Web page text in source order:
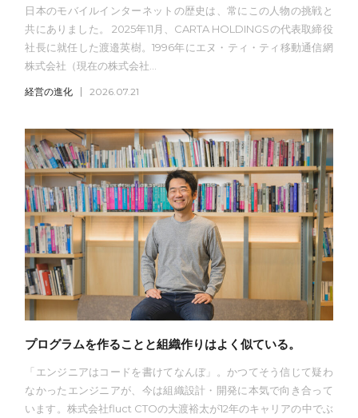
日本のモバイルインターネットの歴史は、常にこの人物の挑戦と
共にありました。 2025年11月、CARTA HOLDINGSの代表取締役
社長に就任した渡邉英樹。1996年にエヌ・ティ・ティ移動通信網
株式会社（現在の株式会社...
経営の進化 2026.07.21
プログラムを作ることと組織作りはよく似ている。
「エンジニアはコードを書けてなんぼ」。かつてそう信じて疑わ
なかったエンジニアが、今は組織設計・開発に本気で向き合って
います。株式会社fluct CTOの大渡裕太が12年のキャリアの中でぶ